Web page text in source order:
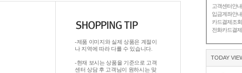
고객센터안내
입금계좌안내
카드결제조회
전화카드결제
TODAY
-제품 이미지와 실제 상품은 계절이
나 지역에 따라 다를 수 있습니다.
-현재 보시는 상품을 기준으로 고객
센터 상담 후 고객님이 원하시는 맞